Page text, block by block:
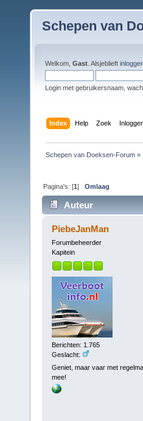
Schepen van
Welkom, Gast . Alsjeblieft
Login met gebruikersnaam,
Index Help Zoek
Schepen van Doeksen-Forum »
Pagina's: [1]Omlaag
Auteur
PiebeJanMan
Forumbeheerder
Kapitein
Berichten: 1.765
Geslacht:
Geniet, maar vaar met
mee!